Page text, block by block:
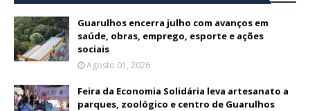
Guarulhos encerra julho com avanços em
saúde, obras, emprego, esporte e ações
sociais
Agosto 01, 2026
Feira da Economia Solidária leva artesanato a
parques, zoológico e centro de Guarulhos